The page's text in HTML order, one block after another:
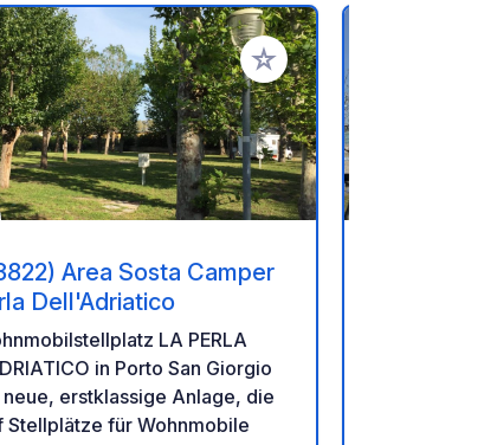
Zu Ihren Favoriten
Area Sosta Camper
Dell'Adriatico
LA PERLA
in Porto San Giorgio
neue, erstklassige Anlage, die
Stellplätze für Wohnmobile